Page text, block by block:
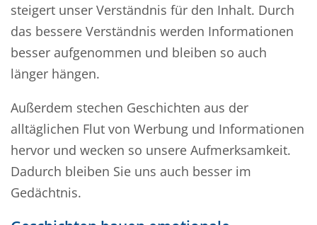
steigert unser Verständnis für den Inhalt. Durch
das bessere Verständnis werden Informationen
besser aufgenommen und bleiben so auch
länger hängen.
Außerdem stechen Geschichten aus der
alltäglichen Flut von Werbung und Informationen
hervor und wecken so unsere Aufmerksamkeit.
Dadurch bleiben Sie uns auch besser im
Gedächtnis.